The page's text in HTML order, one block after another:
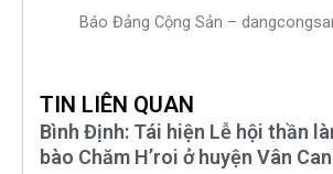
Báo Đảng Cộng Sản –
TIN LIÊN QUAN
Bình Định: Tái hiện Lễ hội thần
bào Chăm H’roi ở huyện Vân